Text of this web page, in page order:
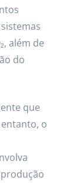
além de
do
que
o